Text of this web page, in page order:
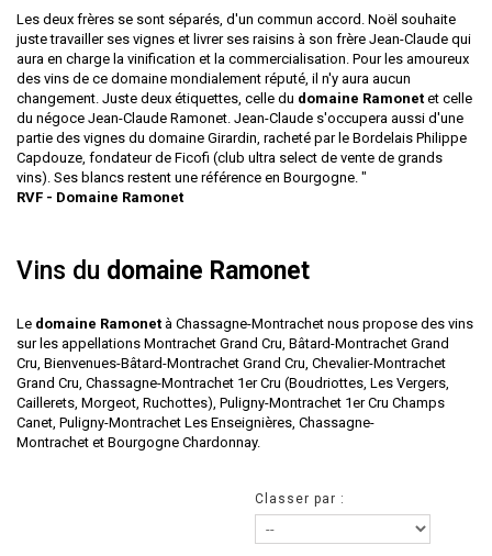
Les deux frères se sont séparés, d'un commun accord. Noël souhaite
juste travailler ses vignes et livrer ses raisins à son frère Jean-Claude qui
aura en charge la vinification et la commercialisation. Pour les amoureux
des vins de ce domaine mondialement réputé, il n'y aura aucun
changement. Juste deux étiquettes, celle du domaine Ramonet et celle
du négoce Jean-Claude Ramonet. Jean-Claude s'occupera aussi d'une
partie des vignes du domaine Girardin, racheté par le Bordelais Philippe
Capdouze, fondateur de Ficofi (club ultra select de vente de grands
vins). Ses blancs restent une référence en Bourgogne. "
RVF - Domaine Ramonet
Vins du domaine Ramonet
Le domaine Ramonet à Chassagne-Montrachet nous propose des vins
sur les appellations Montrachet Grand Cru, Bâtard-Montrachet Grand
Cru, Bienvenues-Bâtard-Montrachet Grand Cru, Chevalier-Montrachet
Grand Cru, Chassagne-Montrachet 1er Cru (Boudriottes, Les Vergers,
Caillerets, Morgeot, Ruchottes), Puligny-Montrachet 1er Cru Champs
Canet, Puligny-Montrachet Les Enseignières, Chassagne-
Montrachet et Bourgogne Chardonnay.
Classer par :